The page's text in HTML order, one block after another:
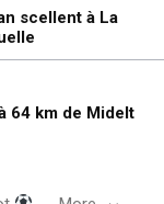
scellent à La
64 km de Midelt